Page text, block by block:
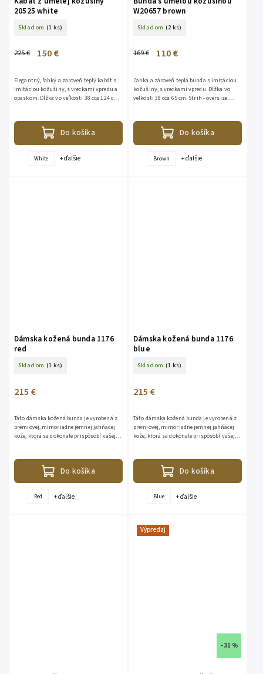
20525 white
Skladom (1 ks)
225 € 150 €
Do košíka
Elegantný, ľahký a zaroveň teplý kabát s
imitáciou kožušiny, s vreckami vpredu a
opaskom. Dĺžka vo veľkosti 38 cca 124 cm.
White + ďalšie
W20657 brown
Skladom (2 ks)
169 € 110 €
Do košíka
Ľahká a zároveň teplá bunda s imitáciou
kožušiny, s vreckami vpredu. Dĺžka vo
veľkosti 38 cca 65 cm. Strih - oversize.
Brown + ďalšie
Dámska kožená bunda 1176
red
Skladom (1 ks)
215 €
Do košíka
Táto dámska kožená bunda je vyrobená z
prémiovej, mimoriadne jemnej jahňacej
kože, ktorá sa dokonale prispôsobí vašej
Red + ďalšie
Dámska kožená bunda 1176
blue
Skladom (1 ks)
215 €
Do košíka
Táto dámska kožená bunda je vyrobená z
prémiovej, mimoriadne jemnej jahňacej
kože, ktorá sa dokonale prispôsobí vašej
Blue + ďalšie
Výpredaj
–31 %